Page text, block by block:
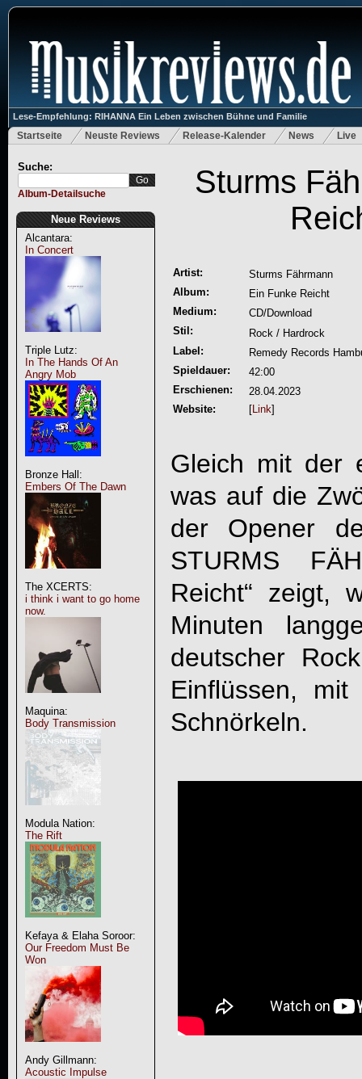
Lese-Empfehlung: RIHANNA Ein Leben zwischen Bühne und Familie
Startseite Neuste Reviews Release-Kalender News Live
Suche:
Album-Detailsuche
Neue Reviews
Alcantara:
In Concert
Triple Lutz:
In The Hands Of An
Angry Mob
Bronze Hall:
Embers Of The Dawn
The XCERTS:
i think i want to go home
now.
Maquina:
Body Transmission
Modula Nation:
The Rift
Kefaya & Elaha Soroor:
Our Freedom Must Be
Won
Andy Gillmann:
Acoustic Impulse
Sturms
Artist:
Sturms Fährmann
Album:
Ein Funke Reicht
Medium:
CD/Download
Stil:
Rock / Hardrock
Label:
Remedy Records
Spieldauer:
42:00
Erschienen:
28.04.2023
Website:
[Link]
Gleich mit der
was auf die
der Opener
STURMS
Reicht“ zeigt,
Minuten
deutscher
Einflüssen,
Schnörkeln.